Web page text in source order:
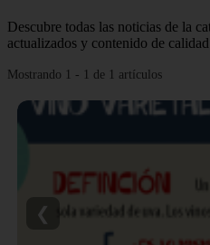
Descubre todas las noticias de la
actualizados y contenido de
Mostrando 1 - 1 de 1 artículos
❮